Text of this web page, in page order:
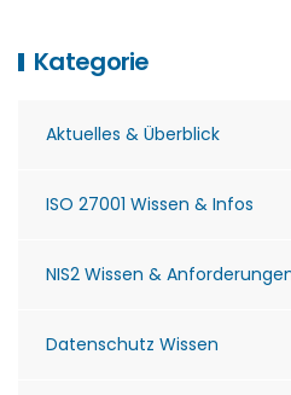
Kategorie
Aktuelles & Überblick
ISO 27001 Wissen & Infos
NIS2 Wissen &
Datenschutz Wissen